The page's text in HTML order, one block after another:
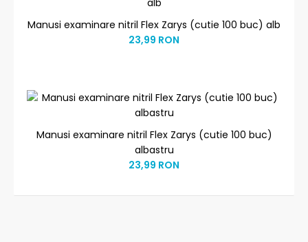
Manusi examinare nitril Flex Zarys (cutie 100 buc) alb
23,99 RON
Manusi examinare nitril Flex Zarys (cutie 100 buc)
albastru
23,99 RON